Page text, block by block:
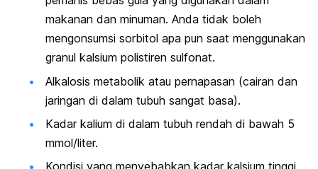
makanan dan minuman. Anda tidak boleh
mengonsumsi sorbitol apa pun saat menggunakan
granul kalsium polistiren sulfonat.
Alkalosis metabolik atau pernapasan (cairan dan
jaringan di dalam tubuh sangat basa).
Kadar kalium di dalam tubuh rendah di bawah 5
mmol/liter.